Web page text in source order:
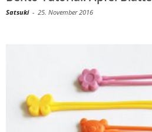
Satsuki - 25. November 2016